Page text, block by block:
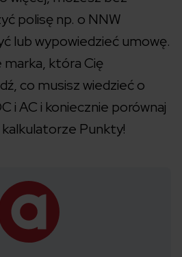
polisę np. o NNW
lub wypowiedzieć umowę.
marka, która Cię
co musisz wiedzieć o
i AC i koniecznie porównaj
Punkty!